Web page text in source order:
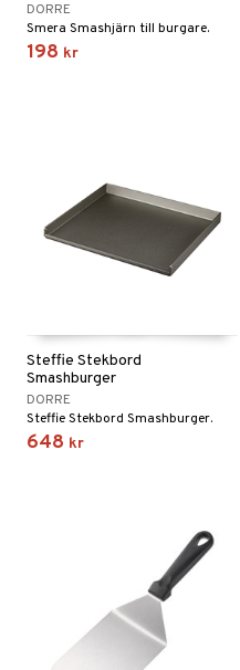
DORRE
Smera Smashjärn till burgare.
198 kr
Steffie Stekbord
Smashburger
DORRE
Steffie Stekbord Smashburger.
648 kr